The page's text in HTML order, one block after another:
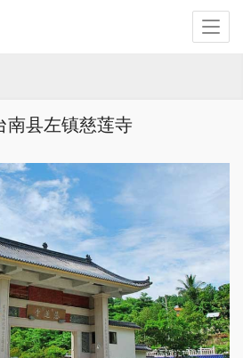
南县左镇慈莲寺